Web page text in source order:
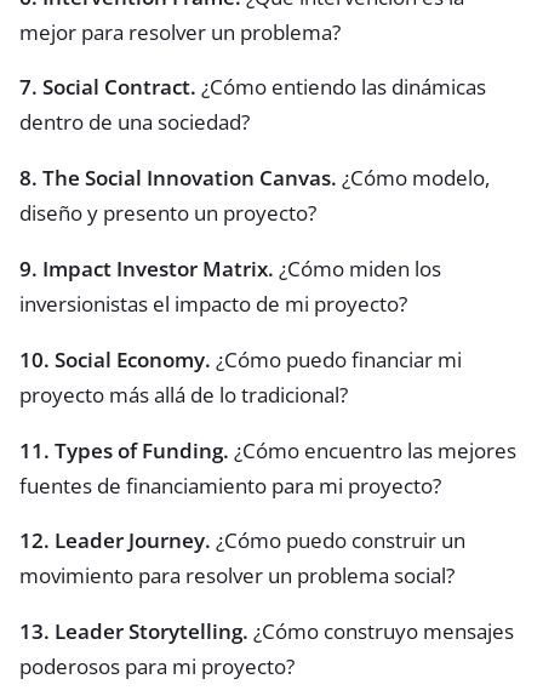
mejor para resolver un problema?
7. Social Contract. ¿Cómo entiendo las dinámicas
dentro de una sociedad?
8. The Social Innovation Canvas. ¿Cómo modelo,
diseño y presento un proyecto?
9. Impact Investor Matrix. ¿Cómo miden los
inversionistas el impacto de mi proyecto?
10. Social Economy. ¿Cómo puedo financiar mi
proyecto más allá de lo tradicional?
11. Types of Funding. ¿Cómo encuentro las mejores
fuentes de financiamiento para mi proyecto?
12. Leader Journey. ¿Cómo puedo construir un
movimiento para resolver un problema social?
13. Leader Storytelling. ¿Cómo construyo mensajes
poderosos para mi proyecto?